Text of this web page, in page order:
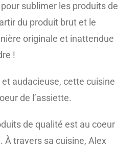
sublimer les produits de
du produit brut et le
originale et inattendue
!
audacieuse, cette cuisine
de l’assiette.
de qualité est au coeur
À travers sa cuisine, Alex